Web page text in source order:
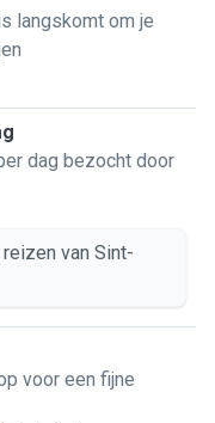
een korte
kleinkinderen
met de dieren
langskomt om je
dag bezocht door
van Sint-
voor een fijne